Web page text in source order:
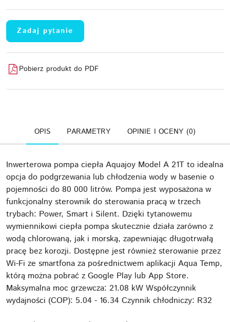
Zadaj pytanie
Pobierz produkt do PDF
OPIS PARAMETRY OPINIE I OCENY (0)
Inwerterowa pompa ciepła Aquajoy Model A 21T to idealna
opcja do podgrzewania lub chłodzenia wody w basenie o
pojemności do 80 000 litrów. Pompa jest wyposażona w
funkcjonalny sterownik do sterowania pracą w trzech
trybach: Power, Smart i Silent. Dzięki tytanowemu
wymiennikowi ciepła pompa skutecznie działa zarówno z
wodą chlorowaną, jak i morską, zapewniając długotrwałą
pracę bez korozji. Dostępne jest również sterowanie przez
Wi-Fi ze smartfona za pośrednictwem aplikacji Aqua Temp,
którą można pobrać z Google Play lub App Store.
Maksymalna moc grzewcza: 21.08 kW Współczynnik
wydajności (COP): 5.04 - 16.34 Czynnik chłodniczy: R32